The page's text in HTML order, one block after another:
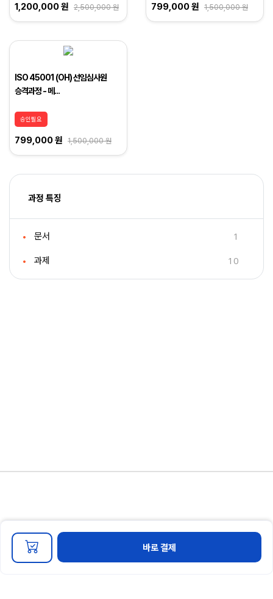
1,200,000 원 2,500,000 원 799,000 원 1,500,000 원
ISO 45001 (OH) 선임심사원
승격과정 - 메...
승인필요
799,000 원 1,500,000 원
바로 결제
과정 특징
문서 1
과제 10
개인정보 처리방침 이용약관 마케팅 정보 수신 동의
회사명 : 경영인증교육원 대표자명 : 신솔푸름